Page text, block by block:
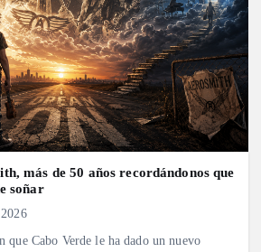
más de 50 años recordándonos que
soñar
que Cabo Verde le ha dado un nuevo